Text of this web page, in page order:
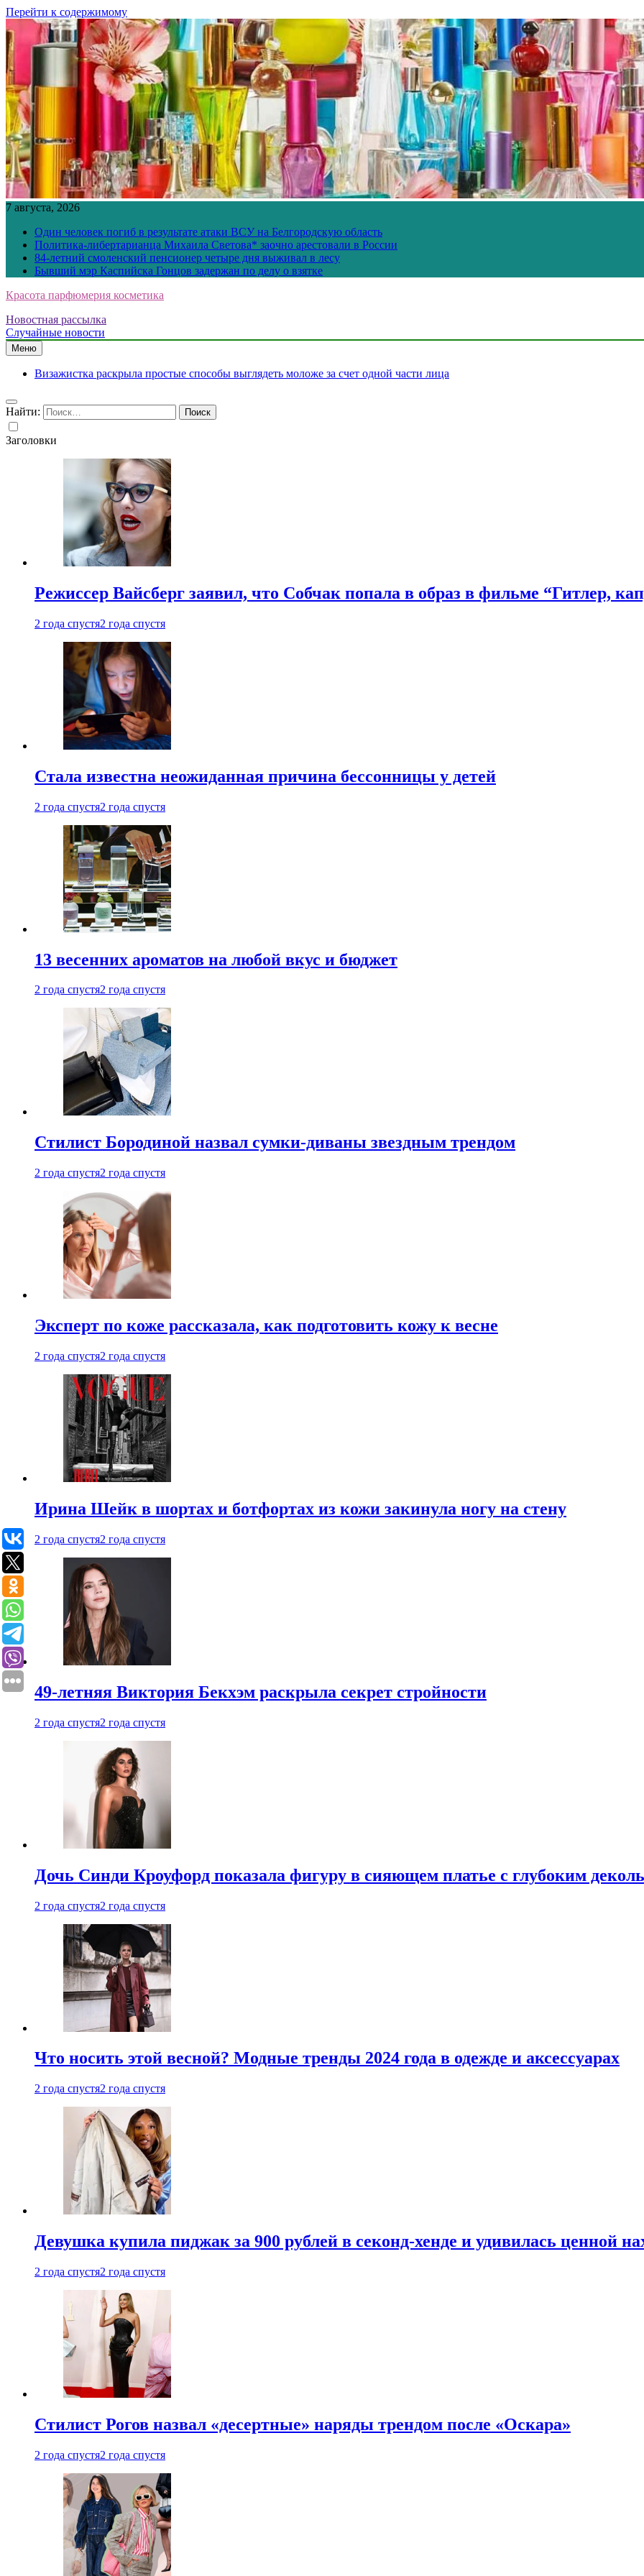
Перейти к содержимому
7 августа, 2026
Один человек погиб в результате атаки ВСУ на Белгородскую область
Политика-либертарианца Михаила Светова* заочно арестовали в России
84-летний смоленский пенсионер четыре дня выживал в лесу
Бывший мэр Каспийска Гонцов задержан по делу о взятке
Красота парфюмерия косметика
Новостная рассылка
Случайные новости
Меню
Визажистка раскрыла простые способы выглядеть моложе за счет одной части лица
Найти:
Заголовки
Режиссер Вайсберг заявил, что Собчак попала в образ в фильме “Гитлер,
2 года спустя2 года спустя
Стала известна неожиданная причина бессонницы у детей
2 года спустя2 года спустя
13 весенних ароматов на любой вкус и бюджет
2 года спустя2 года спустя
Стилист Бородиной назвал сумки-диваны звездным трендом
2 года спустя2 года спустя
Эксперт по коже рассказала, как подготовить кожу к весне
2 года спустя2 года спустя
Ирина Шейк в шортах и ботфортах из кожи закинула ногу на стену
2 года спустя2 года спустя
49-летняя Виктория Бекхэм раскрыла секрет стройности
2 года спустя2 года спустя
Дочь Синди Кроуфорд показала фигуру в сияющем платье с глубоким
2 года спустя2 года спустя
Что носить этой весной? Модные тренды 2024 года в одежде и аксессуарах
2 года спустя2 года спустя
Девушка купила пиджак за 900 рублей в секонд-хенде и удивилась ценной
2 года спустя2 года спустя
Стилист Рогов назвал «десертные» наряды трендом после «Оскара»
2 года спустя2 года спустя